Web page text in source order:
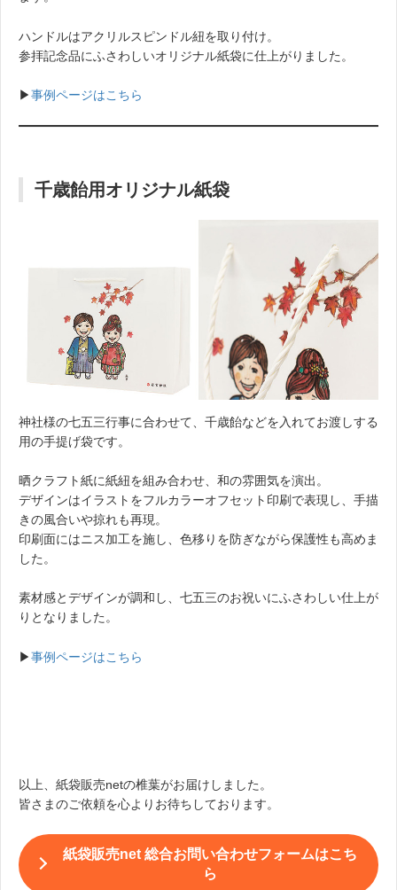
ハンドルはアクリルスピンドル紐を取り付け。
参拝記念品にふさわしいオリジナル紙袋に仕上がりました。
▶︎事例ページはこちら
千歳飴用オリジナル紙袋
神社様の七五三行事に合わせて、千歳飴などを入れてお渡しする
用の手提げ袋です。
晒クラフト紙に紙紐を組み合わせ、和の雰囲気を演出。
デザインはイラストをフルカラーオフセット印刷で表現し、手描
きの風合いや掠れも再現。
印刷面にはニス加工を施し、色移りを防ぎながら保護性も高めま
した。
素材感とデザインが調和し、七五三のお祝いにふさわしい仕上が
りとなりました。
▶︎事例ページはこちら
以上、紙袋販売netの椎葉がお届けしました。
皆さまのご依頼を心よりお待ちしております。
紙袋販売net 総合お問い合わせフォームはこち
ら